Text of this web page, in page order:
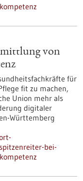
von
für
fit zu machen,
Union mehr als
digitaler
Württemberg
bei-